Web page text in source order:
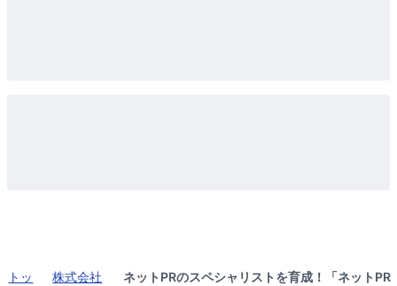
トッ
株式会社
ネットPRのスペシャリストを育成！「ネットPR